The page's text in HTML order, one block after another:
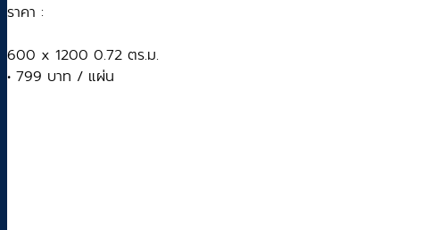
ราคา :
600 x 1200 0.72 ตร.ม.
• 799 บาท / แผ่น